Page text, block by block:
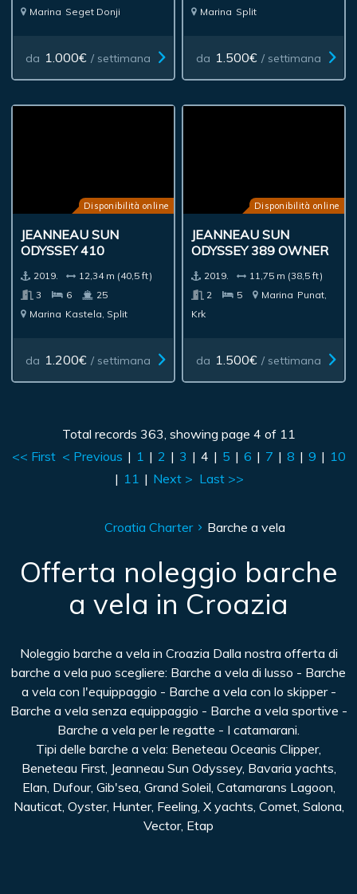
Marina Seget Donji
da 1.000€ / settimana
Marina Split
da 1.500€ / settimana
Disponibilità online
JEANNEAU SUN
ODYSSEY 410
2019.
12,34 m (40,5 ft)
3
6
25
Marina Kastela, Split
da 1.200€ / settimana
Disponibilità online
JEANNEAU SUN
ODYSSEY 389 OWNER
2019.
11,75 m (38,5 ft)
2
5 Marina Punat,
Krk
da 1.500€ / settimana
Total records 363, showing page 4 of 11
<< First < Previous | 1 | 2 | 3 | 4 | 5 | 6 | 7 | 8 | 9 | 10
| 11 | Next > Last >>
Croatia Charter Barche a vela
Offerta noleggio barche
a vela in Croazia
Noleggio barche a vela in Croazia Dalla nostra offerta di
barche a vela puo scegliere: Barche a vela di lusso - Barche
a vela con l'equippaggio - Barche a vela con lo skipper -
Barche a vela senza equippaggio - Barche a vela sportive -
Barche a vela per le regatte - I catamarani.
Tipi delle barche a vela: Beneteau Oceanis Clipper,
Beneteau First, Jeanneau Sun Odyssey, Bavaria yachts,
Elan, Dufour, Gib'sea, Grand Soleil, Catamarans Lagoon,
Nauticat, Oyster, Hunter, Feeling, X yachts, Comet, Salona,
Vector, Etap